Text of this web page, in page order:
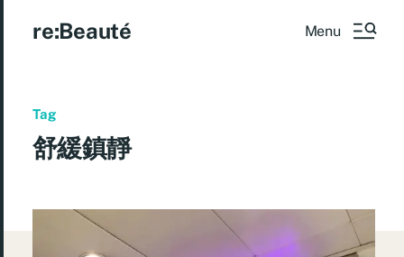
re:Beauté Menu
Tag
舒緩鎮靜